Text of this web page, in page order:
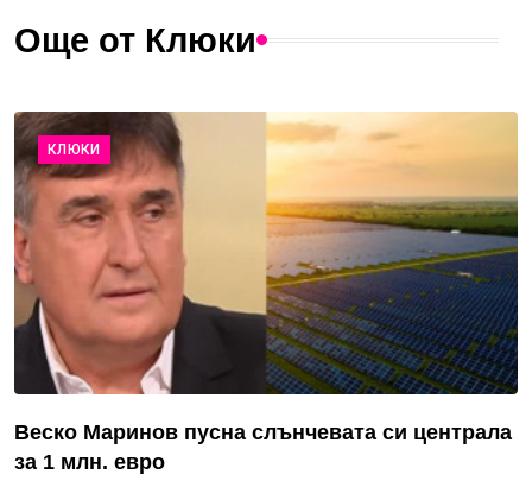
Още от Клюки
КЛЮКИ
Веско Маринов пусна слънчевата си централа
за 1 млн. евро